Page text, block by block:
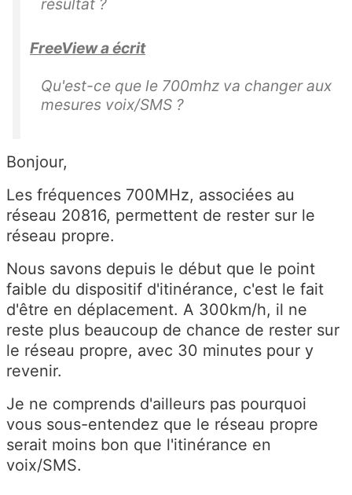
FreeView a écrit
Qu'est-ce que le 700mhz va changer aux
mesures voix/SMS ?
Bonjour,
Les fréquences 700MHz, associées au
réseau 20816, permettent de rester sur le
réseau propre.
Nous savons depuis le début que le point
faible du dispositif d'itinérance, c'est le fait
d'être en déplacement. A 300km/h, il ne
reste plus beaucoup de chance de rester sur
le réseau propre, avec 30 minutes pour y
revenir.
Je ne comprends d'ailleurs pas pourquoi
vous sous-entendez que le réseau propre
serait moins bon que l'itinérance en
voix/SMS.